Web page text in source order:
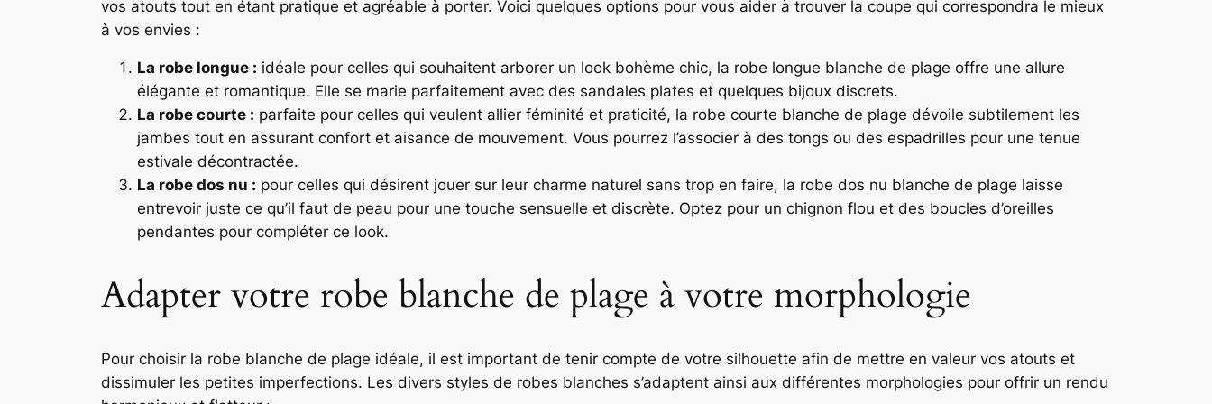
vos atouts tout en étant pratique et agréable à porter. Voici quelques options pour vous aider à trouver la coupe qui correspondra le mieux
à vos envies :
La robe longue : idéale pour celles qui souhaitent arborer un look bohème chic, la robe longue blanche de plage offre une allure
élégante et romantique. Elle se marie parfaitement avec des sandales plates et quelques bijoux discrets.
La robe courte : parfaite pour celles qui veulent allier féminité et praticité, la robe courte blanche de plage dévoile subtilement les
jambes tout en assurant confort et aisance de mouvement. Vous pourrez l’associer à des tongs ou des espadrilles pour une tenue
estivale décontractée.
La robe dos nu : pour celles qui désirent jouer sur leur charme naturel sans trop en faire, la robe dos nu blanche de plage laisse
entrevoir juste ce qu’il faut de peau pour une touche sensuelle et discrète. Optez pour un chignon flou et des boucles d’oreilles
pendantes pour compléter ce look.
Adapter votre robe blanche de plage à votre morphologie
Pour choisir la robe blanche de plage idéale, il est important de tenir compte de votre silhouette afin de mettre en valeur vos atouts et
dissimuler les petites imperfections. Les divers styles de robes blanches s’adaptent ainsi aux différentes morphologies pour offrir un rendu